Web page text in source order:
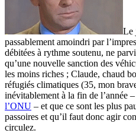
Le
passablement amoindri par
débitées à rythme soutenu, ne
qu’une nouvelle sanction des
les moins riches ; Claude, chaud
réfugiés climatiques (35, mon
inévitablement à la fin de l’année –
l’ONU – et que ce sont les plus
passoires et qu’il faut donc agir
circulez.